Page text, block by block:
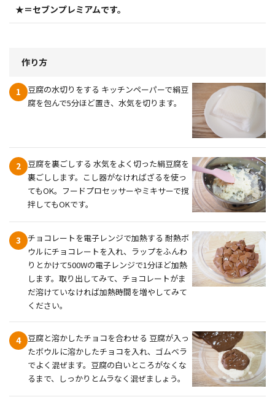
★＝セブンプレミアムです。
作り方
1
豆腐の水切りをする キッチンペーパーで絹豆
腐を包んで5分ほど置き、水気を切ります。
2
豆腐を裏ごしする 水気をよく切った絹豆腐を
裏ごしします。こし器がなければざるを使っ
てもOK。フードプロセッサーやミキサーで撹
拌してもOKです。
3
チョコレートを電子レンジで加熱する 耐熱ボ
ウルにチョコレートを入れ、ラップをふんわ
りとかけて500Wの電子レンジで1分ほど加熱
します。取り出してみて、チョコレートがま
だ溶けていなければ加熱時間を増やしてみて
ください。
4
豆腐と溶かしたチョコを合わせる 豆腐が入っ
たボウルに溶かしたチョコを入れ、ゴムベラ
でよく混ぜます。豆腐の白いところがなくな
るまで、しっかりとムラなく混ぜましょう。